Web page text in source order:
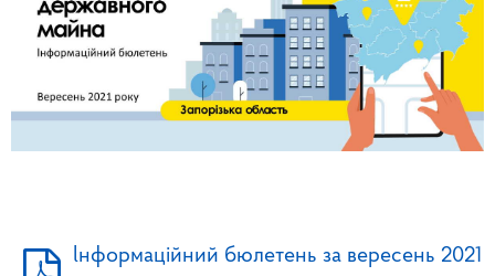
lнформацiйний бюлетень за вересень 2021